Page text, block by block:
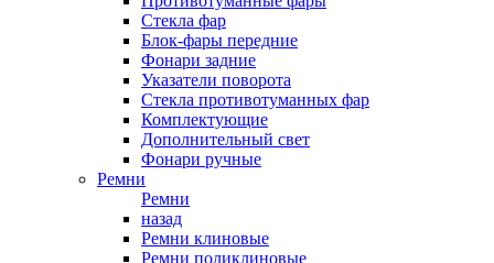
Стекла фар
Блок-фары передние
Фонари задние
Указатели поворота
Стекла противотуманных фар
Комплектующие
Дополнительный свет
Фонари ручные
Ремни
Ремни
назад
Ремни клиновые
Ремни поликлиновые